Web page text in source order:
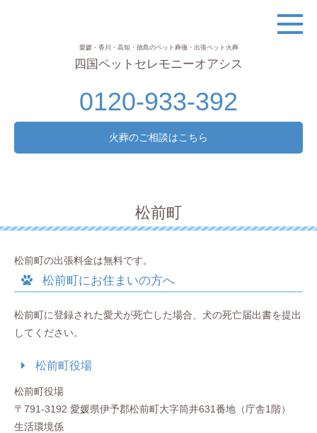
愛媛・香川・高知・徳島のペット葬儀・出張ペット火葬
四国ペットセレモニーオアシス
0120-933-392
火葬のご相談はこちら
松前町
松前町の出張料金は無料です。
松前町にお住まいの方へ
松前町に登録された愛犬が死亡した場合、犬の死亡届出書を提出
してください。
松前町役場
松前町役場
〒791-3192 愛媛県伊予郡松前町大字筒井631番地（庁舎1階）
生活環境係